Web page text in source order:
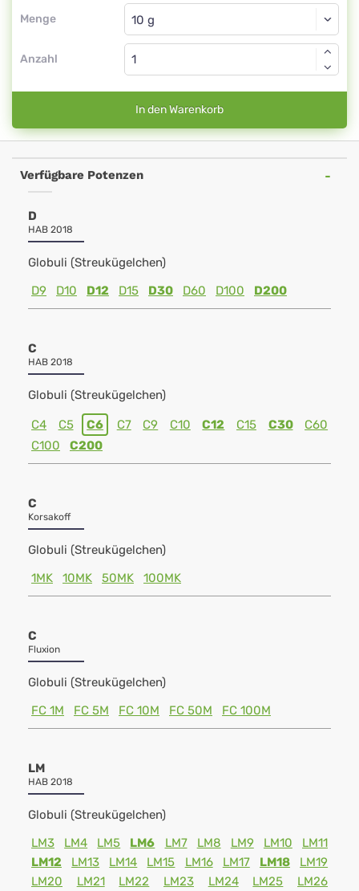
Menge
Globuli
Anzahl
In den Warenkorb
Verfügbare Potenzen
D
HAB 2018
Globuli (Streukügelchen)
D9
D10 D12 D15 D30 D60 D100 D200
C
HAB 2018
Globuli (Streukügelchen)
C4 C5 C6 C7 C9 C10 C12 C15 C30
C60
C100
C200
C
Korsakoff
Globuli (Streukügelchen)
1MK
10MK 50MK 100MK
C
Fluxion
Globuli (Streukügelchen)
FC 1M
FC 5M FC 10M FC 50M FC 100M
LM
HAB 2018
Globuli (Streukügelchen)
LM3
LM4 LM5 LM6 LM7 LM8 LM9 LM10
LM11
LM12
LM13 LM14 LM15 LM16 LM17 LM18
LM19
LM20
LM21 LM22 LM23 LM24 LM25 LM26